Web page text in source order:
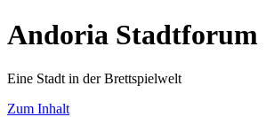
Andoria Stadtforum
Eine Stadt in der Brettspielwelt
Zum Inhalt